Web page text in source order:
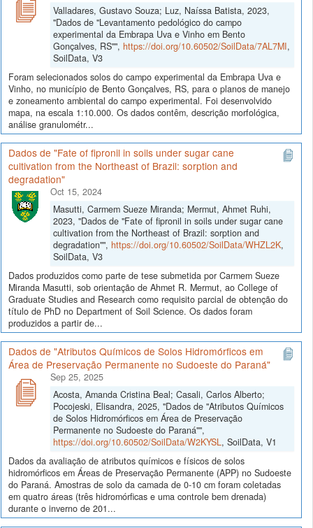
Valladares, Gustavo Souza; Luz, Naíssa Batista, 2023,
"Dados de "Levantamento pedológico do campo
experimental da Embrapa Uva e Vinho em Bento
Gonçalves, RS"", https://doi.org/10.60502/SoilData/7AL7MI,
SoilData, V3
Foram selecionados solos do campo experimental da Embrapa Uva e
Vinho, no município de Bento Gonçalves, RS, para o planos de manejo
e zoneamento ambiental do campo experimental. Foi desenvolvido
mapa, na escala 1:10.000. Os dados contêm, descrição morfológica,
análise granulométr...
Dados de "Fate of fipronil in soils under sugar cane
cultivation from the Northeast of Brazil: sorption and
degradation"
Oct 15, 2024
Masutti, Carmem Sueze Miranda; Mermut, Ahmet Ruhi,
2023, "Dados de "Fate of fipronil in soils under sugar cane
cultivation from the Northeast of Brazil: sorption and
degradation"", https://doi.org/10.60502/SoilData/WHZL2K,
SoilData, V3
Dados produzidos como parte de tese submetida por Carmem Sueze
Miranda Masutti, sob orientação de Ahmet R. Mermut, ao College of
Graduate Studies and Research como requisito parcial de obtenção do
título de PhD no Department of Soil Science. Os dados foram
produzidos a partir de...
Dados de "Atributos Químicos de Solos Hidromórficos em
Área de Preservação Permanente no Sudoeste do Paraná"
Sep 25, 2025
Acosta, Amanda Cristina Beal; Casali, Carlos Alberto;
Pocojeski, Elisandra, 2025, "Dados de "Atributos Químicos
de Solos Hidromórficos em Área de Preservação
Permanente no Sudoeste do Paraná"",
https://doi.org/10.60502/SoilData/W2KYSL, SoilData, V1
Dados da avaliação de atributos químicos e físicos de solos
hidromórficos em Áreas de Preservação Permanente (APP) no Sudoeste
do Paraná. Amostras de solo da camada de 0-10 cm foram coletadas
em quatro áreas (três hidromórficas e uma controle bem drenada)
durante o inverno de 201...